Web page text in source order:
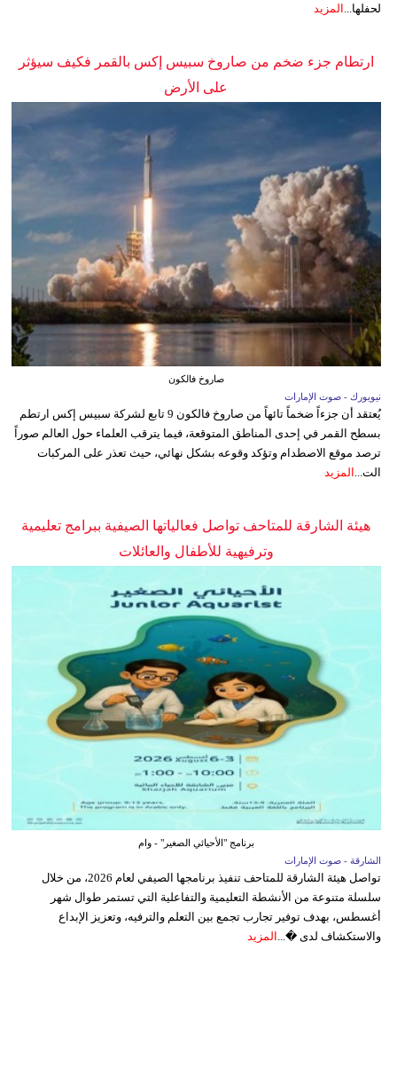
لحفلها... المزيد
ارتطام جزء ضخم من صاروخ سبيس إكس بالقمر فكيف سيؤثر
على الأرض
صاروخ فالكون
نيويورك - صوت الإمارات
يُعتقد أن جزءاً ضخماً تائهاً من صاروخ فالكون 9 تابع لشركة سبيس إكس ارتطم
بسطح القمر في إحدى المناطق المتوقعة، فيما يترقب العلماء حول العالم صوراً
ترصد موقع الاصطدام وتؤكد وقوعه بشكل نهائي، حيث تعذر على المركبات
الت...
المزيد
هيئة الشارقة للمتاحف تواصل فعالياتها الصيفية ببرامج تعليمية
وترفيهية للأطفال والعائلات
برنامج "الأحيائي الصغير" - وام
الشارقة - صوت الإمارات
تواصل هيئة الشارقة للمتاحف تنفيذ برنامجها الصيفي لعام 2026، من خلال
سلسلة متنوعة من الأنشطة التعليمية والتفاعلية التي تستمر طوال شهر
أغسطس، بهدف توفير تجارب تجمع بين التعلم والترفيه، وتعزيز الإبداع
والاستكشاف لدى �... المزيد